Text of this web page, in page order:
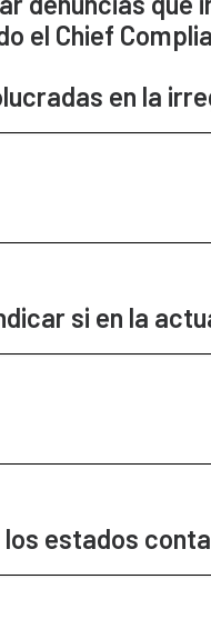
el Chief
en la
si en la
estados